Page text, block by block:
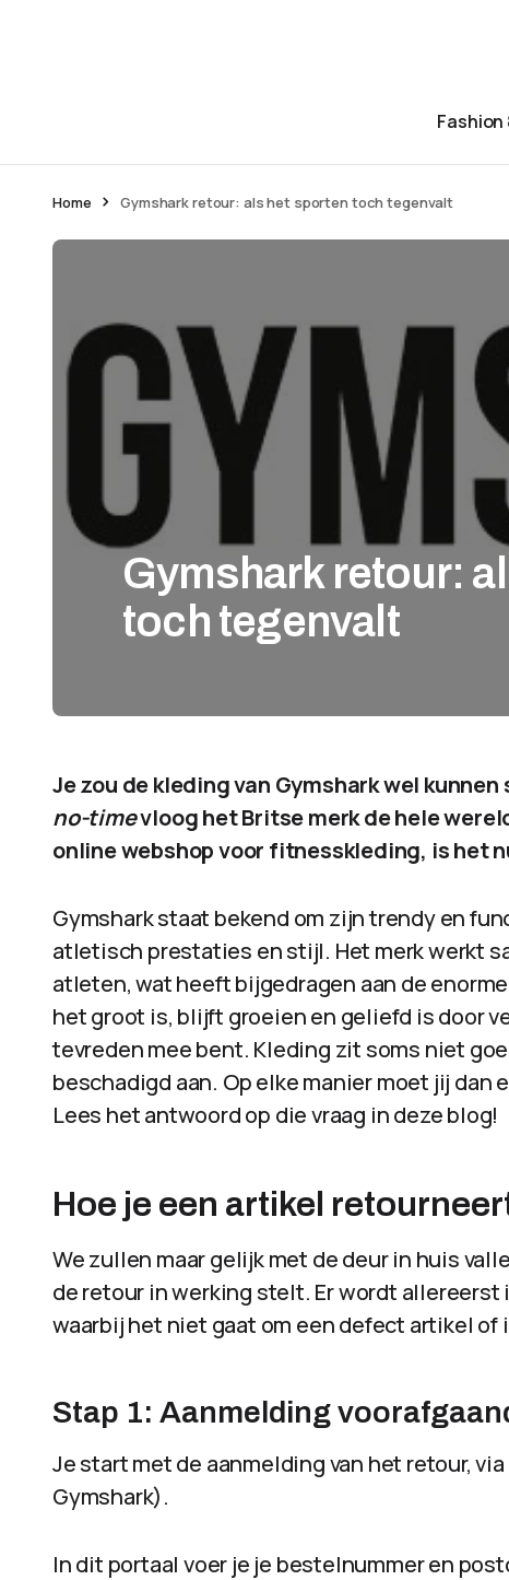
Fashion
Home Gymshark retour: als het sporten toch tegenvalt
Gymshark retour:
toch tegenvalt
Je zou de kleding van Gymshark wel
no-timevloog het Britse merk de hele
online webshop voor fitnesskleding, is het
Gymshark staat bekend om zijn trendy en
atletisch prestaties en stijl. Het merk werkt
atleten, wat heeft bijgedragen aan de
het groot is, blijft groeien en geliefd is door
tevreden mee bent. Kleding zit soms niet
beschadigd aan. Op elke manier moet jij dan
Lees het antwoord op die vraag in deze blog!
Hoe je een artikel
We zullen maar gelijk met de deur in huis
de retour in werking stelt. Er wordt allereerst
waarbij het niet gaat om een defect artikel of
Stap 1: Aanmelding
Je start met de aanmelding van het retour,
Gymshark).
In dit portaal voer je je bestelnummer en